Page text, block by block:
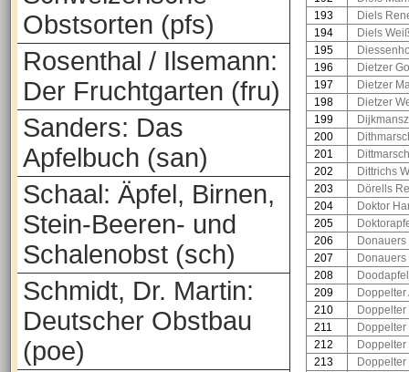
Obstsorten (pfs)
Rosenthal / Ilsemann:
Der Fruchtgarten (fru)
Sanders: Das
Apfelbuch (san)
Schaal: Äpfel, Birnen,
Stein-Beeren- und
Schalenobst (sch)
Schmidt, Dr. Martin:
Deutscher Obstbau
(poe)
193
Diels
194
Diels
195
196
Dietzer
197
Dietzer
198
Dietzer
199
200
201
202
Dittrichs
203
Dörells
204
Doktor
205
206
207
208
Doodapfel
209
210
211
212
213